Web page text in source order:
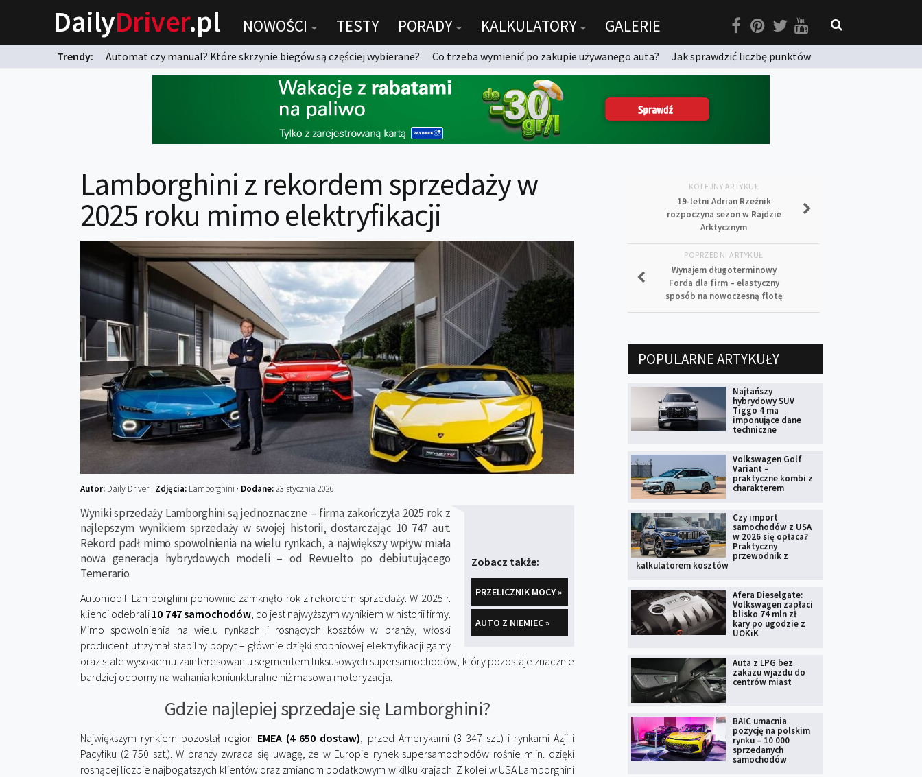
DailyDriver.pl NOWOŚCI TESTY PORADY KALKULATORY GALERIE
Trendy: Automat czy manual? Które skrzynie biegów są częściej wybierane? Co trzeba wymienić po zakupie używanego auta?
Jak sprawdzić liczbę punktów
Lamborghini z rekordem sprzedaży w
2025 roku mimo elektryfikacji
Autor: Daily Driver · Zdjęcia: Lamborghini · Dodane:23 stycznia 2026
Zobacz także:
PRZELICZNIK MOCY »
AUTO Z NIEMIEC »
Wyniki sprzedaży Lamborghini są jednoznaczne – firma zakończyła 2025 rok z
najlepszym wynikiem sprzedaży w swojej historii, dostarczając 10 747 aut.
Rekord padł mimo spowolnienia na wielu rynkach, a największy wpływ miała
nowa generacja hybrydowych modeli – od Revuelto po debiutującego
Temerario.
Automobili Lamborghini ponownie zamknęło rok z rekordem sprzedaży. W 2025 r.
klienci odebrali 10 747 samochodów, co jest najwyższym wynikiem w historii firmy.
Mimo spowolnienia na wielu rynkach i rosnących kosztów w branży, włoski
producent utrzymał stabilny popyt – głównie dzięki stopniowej elektryfikacji gamy
oraz stale wysokiemu zainteresowaniu segmentem luksusowych supersamochodów, który pozostaje znacznie
bardziej odporny na wahania koniunkturalne niż masowa motoryzacja.
Gdzie najlepiej sprzedaje się Lamborghini?
Największym rynkiem pozostał region EMEA (4 650 dostaw), przed Amerykami (3 347 szt.) i rynkami Azji i
Pacyfiku (2 750 szt.). W branży zwraca się uwagę, że w Europie rynek supersamochodów rośnie m.in. dzięki
rosnącej liczbie najbogatszych klientów oraz zmianom podatkowym w kilku krajach. Z kolei w USA Lamborghini
KOLEJNY ARTYKUŁ
19-letni Adrian Rzeźnik
rozpoczyna sezon w Rajdzie
Arktycznym
POPRZEDNI ARTYKUŁ
Wynajem długoterminowy
Forda dla firm – elastyczny
sposób na nowoczesną flotę
POPULARNE ARTYKUŁY
Najtańszy
hybrydowy SUV
Tiggo 4 ma
imponujące dane
techniczne
Volkswagen Golf
Variant –
praktyczne kombi z
charakterem
Czy import
samochodów z USA
w 2026 się opłaca?
Praktyczny
przewodnik z
kalkulatorem kosztów
Afera Dieselgate:
Volkswagen zapłaci
blisko 74 mln zł
kary po ugodzie z
UOKiK
Auta z LPG bez
zakazu wjazdu do
centrów miast
BAIC umacnia
pozycję na polskim
rynku – 10 000
sprzedanych
samochodów